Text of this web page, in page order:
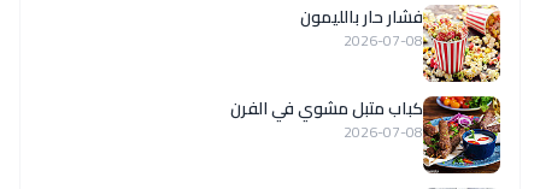
فشار حار بالليمون
2026-07-08
كباب متبل مشوي في الفرن
2026-07-08